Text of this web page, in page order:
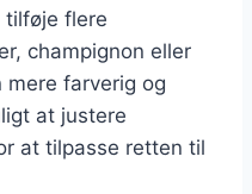
tilføje flere
champignon eller
farverig og
at justere
at tilpasse retten til